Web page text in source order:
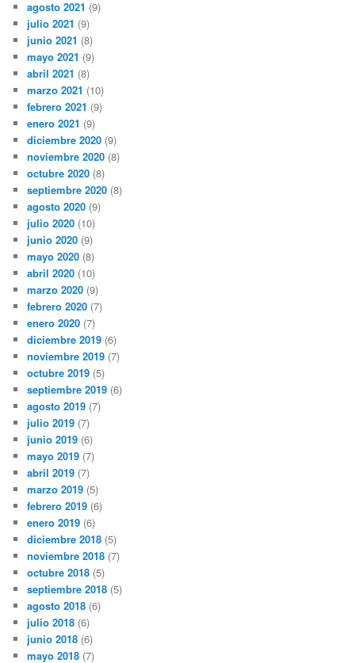
agosto 2021 (9)
julio 2021 (9)
junio 2021 (8)
mayo 2021 (9)
abril 2021 (8)
marzo 2021 (10)
febrero 2021 (9)
enero 2021 (9)
diciembre 2020 (9)
noviembre 2020 (8)
octubre 2020 (8)
septiembre 2020 (8)
agosto 2020 (9)
julio 2020 (10)
junio 2020 (9)
mayo 2020 (8)
abril 2020 (10)
marzo 2020 (9)
febrero 2020 (7)
enero 2020 (7)
diciembre 2019 (6)
noviembre 2019 (7)
octubre 2019 (5)
septiembre 2019 (6)
agosto 2019 (7)
julio 2019 (7)
junio 2019 (6)
mayo 2019 (7)
abril 2019 (7)
marzo 2019 (5)
febrero 2019 (6)
enero 2019 (6)
diciembre 2018 (5)
noviembre 2018 (7)
octubre 2018 (5)
septiembre 2018 (5)
agosto 2018 (6)
julio 2018 (6)
junio 2018 (6)
mayo 2018 (7)